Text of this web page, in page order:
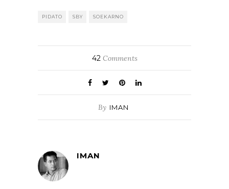
PIDATO SBY SOEKARNO
42Comments
By IMAN
IMAN